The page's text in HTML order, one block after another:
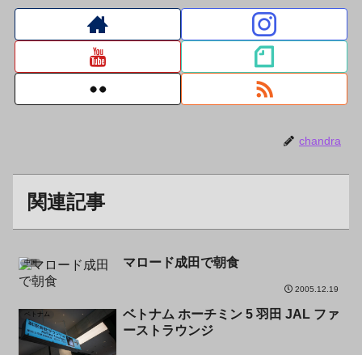
chandra
関連記事
中国 マロード成田で朝食
2005.12.19
ベトナム
ベトナム ホーチミン 5 羽田 JAL ファ
ーストラウンジ